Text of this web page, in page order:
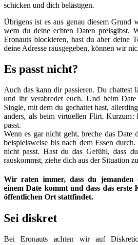
schicken und dich belästigen.
Übrigens ist es aus genau diesem Grund
wem du deine echten Daten preisgibst.
Eronauts blockieren, hast du aber deine
deine Adresse rausgegeben, können wir
Es passt nicht?
Auch das kann dir passieren. Du chattest
und ihr verabredet euch. Und beim
Single, mit dem du gechattet hast,
anders, als beim virtuellen Flirt. Kurzum:
passt.
Wenn es gar nicht geht, breche das Date
beispielsweise bis nach dem Essen
nicht passt. Hast du das Gefühl, dass
rauskommst, ziehe dich aus der Situation
Wir raten immer, dass du jemanden
einem Date kommt und dass das erste
öffentlichen Ort stattfindet.
Sei diskret
Bei Eronauts achten wir auf